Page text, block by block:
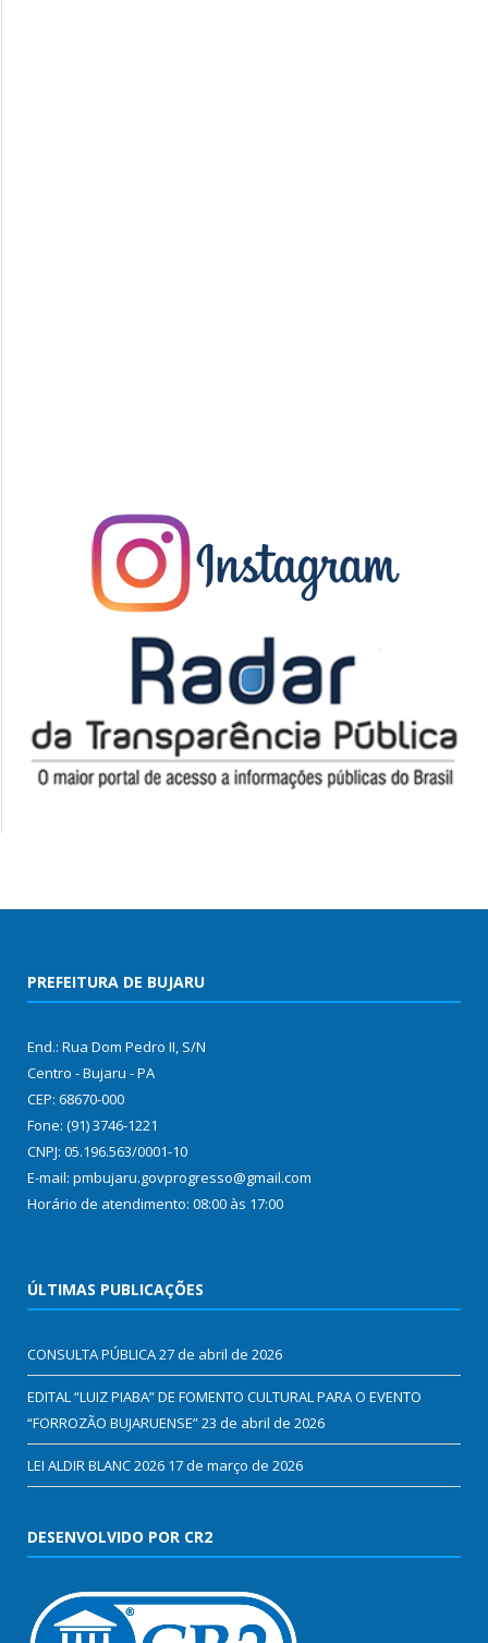
PREFEITURA DE BUJARU
End.: Rua Dom Pedro II, S/N
Centro - Bujaru - PA
CEP: 68670-000
Fone: (91) 3746-1221
CNPJ: 05.196.563/0001-10
E-mail: pmbujaru.govprogresso@gmail.com
Horário de atendimento: 08:00 às 17:00
ÚLTIMAS PUBLICAÇÕES
CONSULTA PÚBLICA27 de abril de 2026
EDITAL “LUIZ PIABA” DE FOMENTO CULTURAL PARA O EVENTO
“FORROZÃO BUJARUENSE”23 de abril de 2026
LEI ALDIR BLANC 2026 17 de março de 2026
DESENVOLVIDO POR CR2